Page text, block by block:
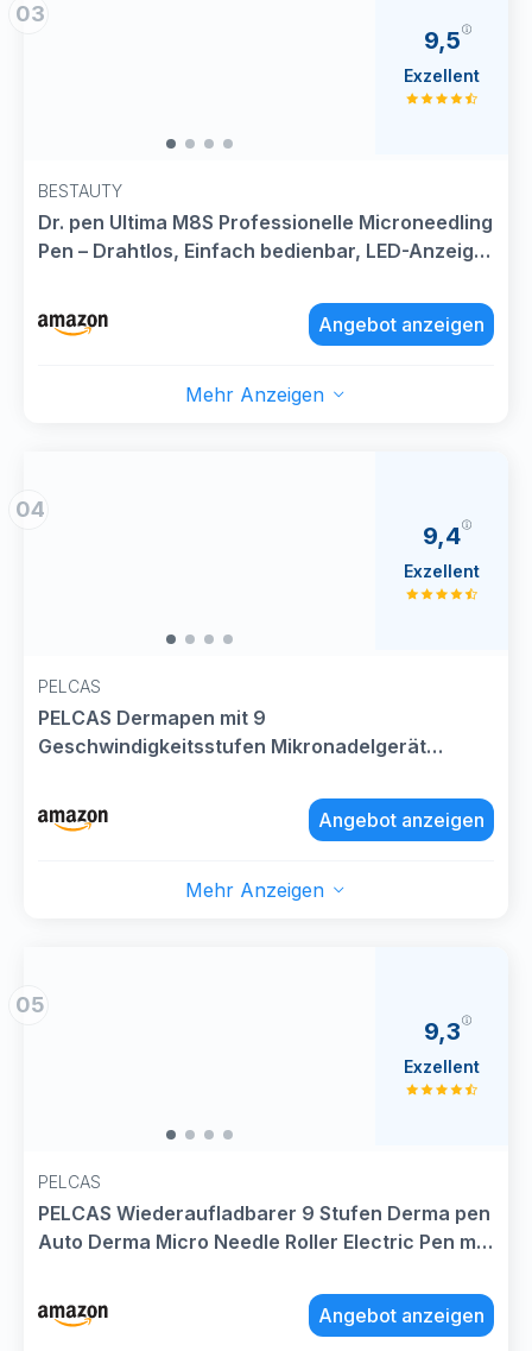
03
BESTAUTY
Dr. pen Ultima M8S Professionelle Microneedling
Pen – Drahtlos, Einfach bedienbar, LED-Anzeige,
Authentisch Dr pen Mikroneedling für Profis &
Zuhause
9,5
Exzellent
Angebot anzeigen
Mehr Anzeigen
04
PELCAS
PELCAS Dermapen mit 9
Geschwindigkeitsstufen Mikronadelgerät
Schönheit Pen mit 12 Patronen Wiederaufladbar
Kabellos Mikronadel Stift
9,4
Exzellent
Angebot anzeigen
Mehr Anzeigen
05
PELCAS
PELCAS Wiederaufladbarer 9 Stufen Derma pen
Auto Derma Micro Needle Roller Electric Pen mit
Microneedling Schönheit Gerät
9,3
Exzellent
Angebot anzeigen